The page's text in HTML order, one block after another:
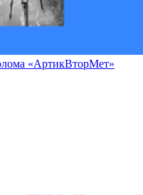
«АртикВторМет»